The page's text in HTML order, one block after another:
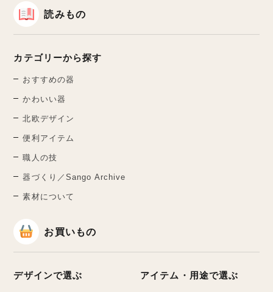
読みもの
カテゴリーから探す
おすすめの器
かわいい器
北欧デザイン
便利アイテム
職人の技
器づくり／Sango Archive
素材について
お買いもの
デザインで選ぶ アイテム・用途で選ぶ